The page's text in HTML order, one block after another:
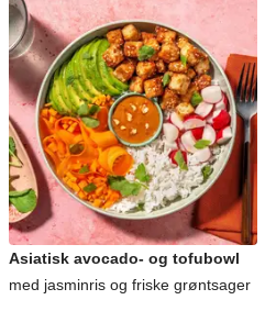
Asiatisk avocado- og tofubowl
med jasminris og friske grøntsager